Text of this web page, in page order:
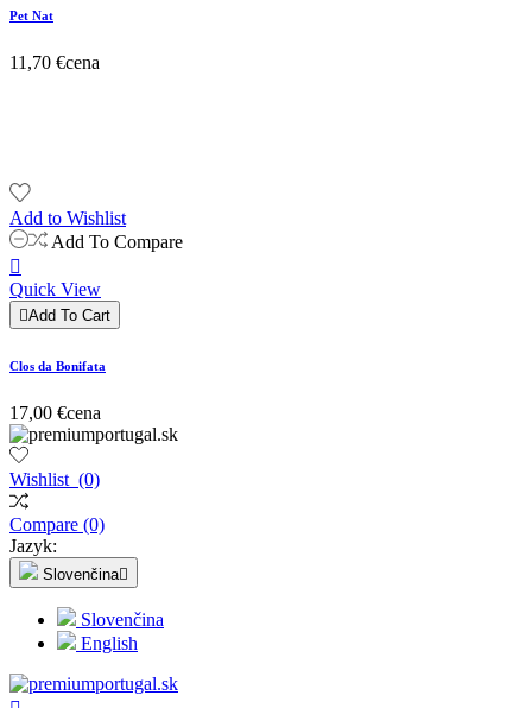
Pet Nat
11,70 €cena
Add to Wishlist
Add To Compare

Quick View
Add To Cart
Clos da Bonifata
17,00 €cena
Wishlist (0)
Compare (0)
Jazyk:
Slovenčina
Slovenčina
English